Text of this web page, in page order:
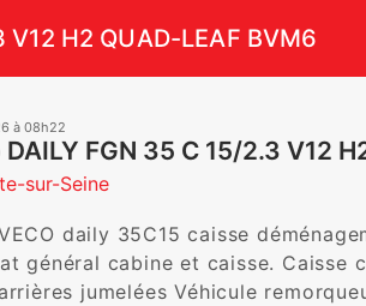
V12 H2 QUAD-LEAF BVM6
à 08h22
FGN 35 C 15/2.3 V12
sur-Seine
daily 35C15 caisse
général cabine et caisse. Caisse
jumelées Véhicule